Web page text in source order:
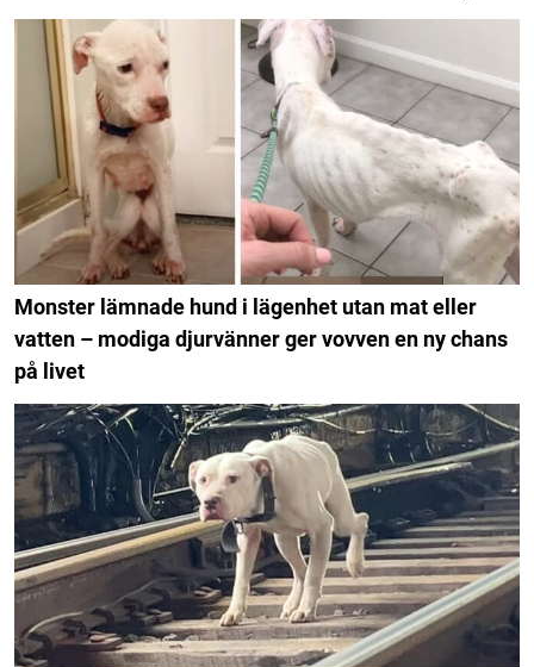
Monster lämnade hund i lägenhet utan mat eller
vatten – modiga djurvänner ger vovven en ny chans
på livet